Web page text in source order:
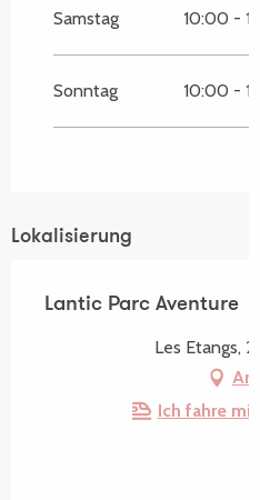
Samstag 10:00 -
Sonntag 10:00 -
Lokalisierung
Lantic Parc Aventure
Les Etangs,
Ich fahre